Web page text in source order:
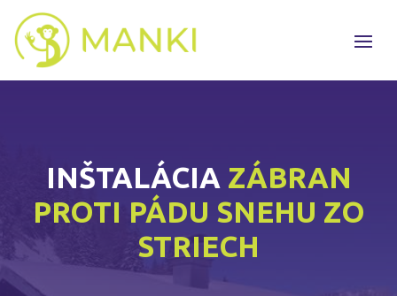
INŠTALÁCIA ZÁBRAN
PROTI PÁDU SNEHU ZO
STRIECH